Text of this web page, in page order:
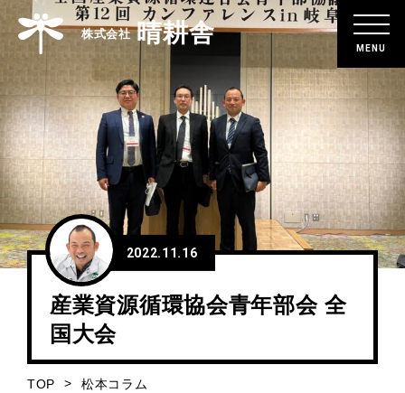
株式会社 晴耕舎
ホーム
HOME
企業情報
ABOUT
晴耕舎の強み
STRENGTH
事業紹介
SERVICE
2022.11.16
産業資源循環協会青年部会 全
国大会
TOP
松本コラム